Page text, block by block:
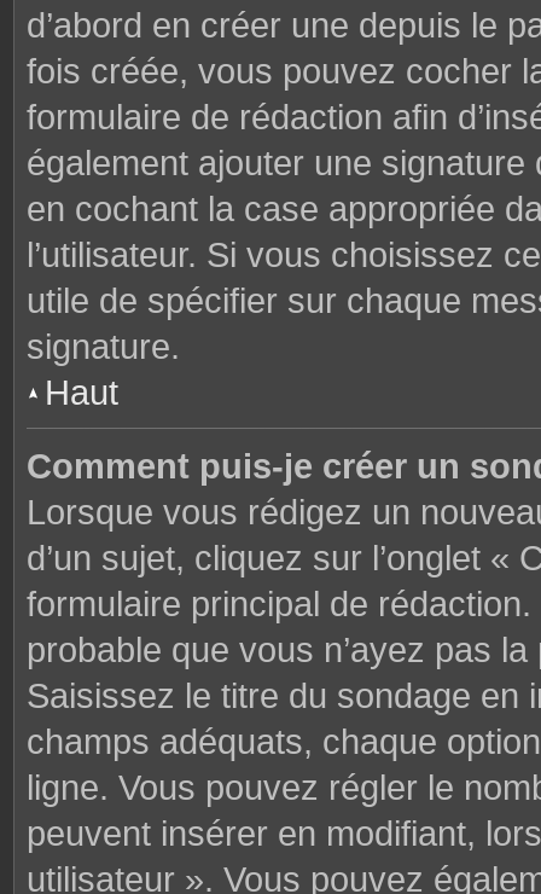
d’abord en créer une depuis le
fois créée, vous pouvez cocher
formulaire de rédaction afin
également ajouter une
en cochant la case appropriée
l’utilisateur. Si vous choisissez
utile de spécifier sur chaque
signature.
Haut
Comment puis-je créer un
Lorsque vous rédigez un
d’un sujet, cliquez sur l’onglet
formulaire principal de
probable que vous n’ayez pas
Saisissez le titre du sondage en
champs adéquats, chaque
ligne. Vous pouvez régler le
peuvent insérer en modifiant,
utilisateur ». Vous pouvez